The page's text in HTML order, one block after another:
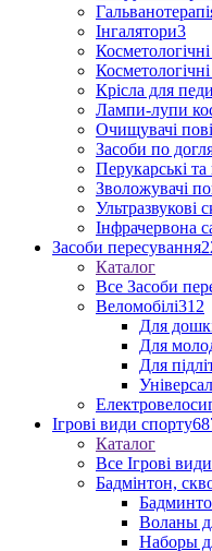
Інгалятори3
Косметологічні
Крісла для
Лампи-лупи
Очищувачі
Засоби по
Перукарські та
Зволожувачі
Ультразвукові
Інфрачервона
Засоби пересування
Каталог
Все Засоби
Веломобілі312
Для
Для
Для
Ігрові види спорту
Каталог
Все Ігрові
Бадмінтон,
Воланы
Наборы